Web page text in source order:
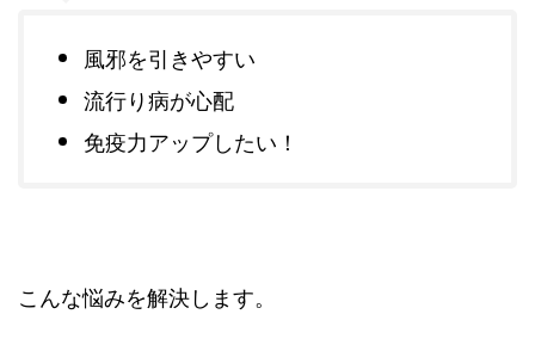
風邪を引きやすい
流行り病が心配
免疫力アップしたい！
こんな悩みを解決します。